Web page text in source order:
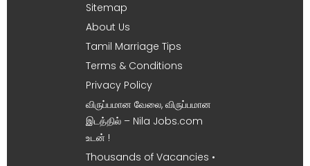
Sitemap
About Us
Tamil Marriage Tips
Terms & Conditions
Privacy Policy
விருப்பமான வேலை, விருப்பமான
இடத்தில் – Nila Jobs.com
உடன் !
Thousands of Vacancies •